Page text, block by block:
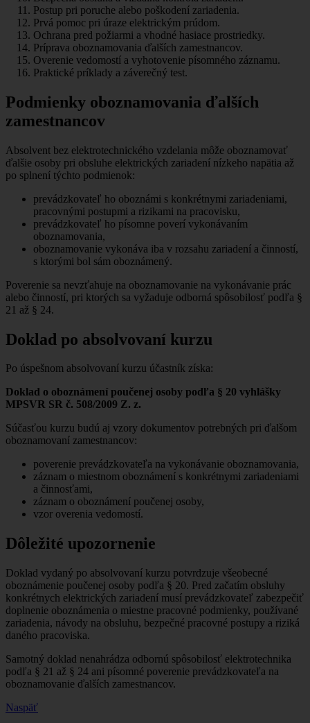
Postup pri poruche alebo poškodení zariadenia.
Prvá pomoc pri úraze elektrickým prúdom.
Ochrana pred požiarmi a vhodné hasiace prostriedky.
Príprava oboznamovania ďalších zamestnancov.
Overenie vedomostí a vyhotovenie písomného záznamu.
Praktické príklady a záverečný test.
Podmienky oboznamovania ďalších
zamestnancov
Absolvent bez elektrotechnického vzdelania môže oboznamovať
ďalšie osoby pri obsluhe elektrických zariadení nízkeho napätia až
po splnení týchto podmienok:
prevádzkovateľ ho oboznámi s konkrétnymi zariadeniami,
pracovnými postupmi a rizikami na pracovisku,
prevádzkovateľ ho písomne poverí vykonávaním
oboznamovania,
oboznamovanie vykonáva iba v rozsahu zariadení a činností,
s ktorými bol sám oboznámený.
Poverenie sa nevzťahuje na oboznamovanie na vykonávanie prác
alebo činností, pri ktorých sa vyžaduje odborná spôsobilosť podľa §
21 až § 24.
Doklad po absolvovaní kurzu
Po úspešnom absolvovaní kurzu účastník získa:
Doklad o oboznámení poučenej osoby podľa § 20 vyhlášky
MPSVR SR č. 508/2009 Z. z.
Súčasťou kurzu budú aj vzory dokumentov potrebných pri ďalšom
oboznamovaní zamestnancov:
poverenie prevádzkovateľa na vykonávanie oboznamovania,
záznam o miestnom oboznámení s konkrétnymi zariadeniami
a činnosťami,
záznam o oboznámení poučenej osoby,
vzor overenia vedomostí.
Dôležité upozornenie
Doklad vydaný po absolvovaní kurzu potvrdzuje všeobecné
oboznámenie poučenej osoby podľa § 20. Pred začatím obsluhy
konkrétnych elektrických zariadení musí prevádzkovateľ zabezpečiť
doplnenie oboznámenia o miestne pracovné podmienky, používané
zariadenia, návody na obsluhu, bezpečné pracovné postupy a riziká
daného pracoviska.
Samotný doklad nenahrádza odbornú spôsobilosť elektrotechnika
podľa § 21 až § 24 ani písomné poverenie prevádzkovateľa na
oboznamovanie ďalších zamestnancov.
Naspäť